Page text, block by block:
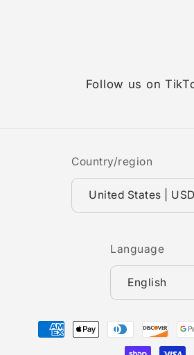
Follow us on
TikTok
Country/region
Language
English
Payment
methods